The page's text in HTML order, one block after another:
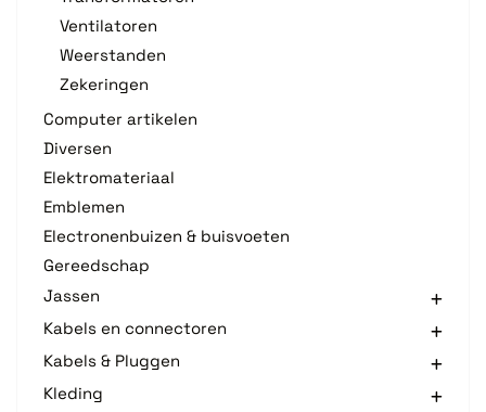
Ventilatoren
Weerstanden
Zekeringen
Computer artikelen
Diversen
Elektromateriaal
Emblemen
Electronenbuizen & buisvoeten
Gereedschap
Jassen
Kabels en connectoren
Kabels & Pluggen
Kleding